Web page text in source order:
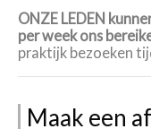
ONZE LEDEN
per week ons
praktijk bezoeken
Maak een